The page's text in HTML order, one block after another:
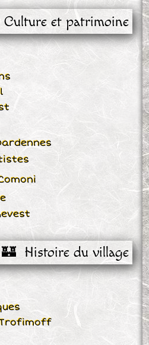
et patrimoine
🏰  Histoire du village
Trofimoff